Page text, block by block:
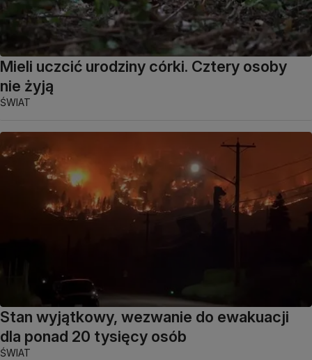
Mieli uczcić urodziny córki. Cztery osoby
nie żyją
ŚWIAT
Stan wyjątkowy, wezwanie do ewakuacji
dla ponad 20 tysięcy osób
ŚWIAT